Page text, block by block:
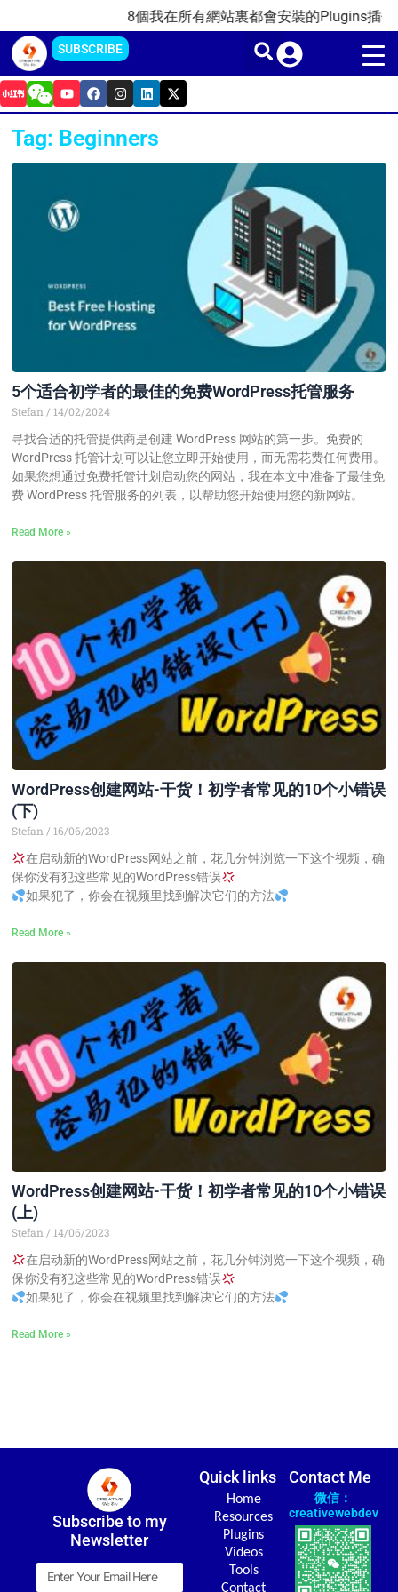
content
8個我在所有網站裏都會安裝的Plugins插件
SUBSCRIBE
Y
o
u
u
e
F
a
c
e
b
o
o
I
n
s
a
r
L
i
n
e
i
X
-
t
t
Tag: Beginners
5个适合初学者的最佳的免费WordPress托管服务
Stefan
14/02/2024
寻找合适的托管提供商是创建 WordPress 网站的第一步。免费的
WordPress 托管计划可以让您立即开始使用，而无需花费任何费用。
如果您想通过免费托管计划启动您的网站，我在本文中准备了最佳免
费 WordPress 托管服务的列表，以帮助您开始使用您的新网站。
Read More »
WordPress创建网站-干货！初学者常见的10个小错误
(下)
Stefan 16/06/2023
在启动新的WordPress网站之前，花几分钟浏览一下这个视频，确
保你没有犯这些常见的WordPress错误
如果犯了，你会在视频里找到解决它们的方法
Read More »
WordPress创建网站-干货！初学者常见的10个小错误
(上)
Stefan 14/06/2023
在启动新的WordPress网站之前，花几分钟浏览一下这个视频，确
保你没有犯这些常见的WordPress错误
如果犯了，你会在视频里找到解决它们的方法
Read More »
Subscribe to my
Newsletter
Email
Quick links
Home
Resources
Plugins
Videos
Tools
Contact
Contact Me
微信：
creativewebdev